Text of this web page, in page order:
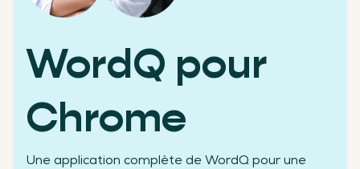
WordQ pour
Chrome
Une application complète de WordQ pour une
+2500